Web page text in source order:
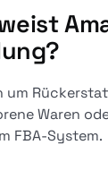
um
Waren
FBA-System.